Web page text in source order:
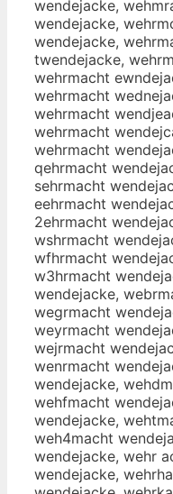
wendejacke,
wendejacke,
wendejacke,
twendejacke,
wehrmacht
wehrmacht
wehrmacht
wehrmacht
wehrmacht
qehrmacht
sehrmacht
eehrmacht
2ehrmacht
wshrmacht
wfhrmacht
w3hrmacht
wendejacke,
wegrmacht
weyrmacht
wejrmacht
wenrmacht
wendejacke,
wehfmacht
wendejacke,
weh4macht
wendejacke, wehr
wendejacke,